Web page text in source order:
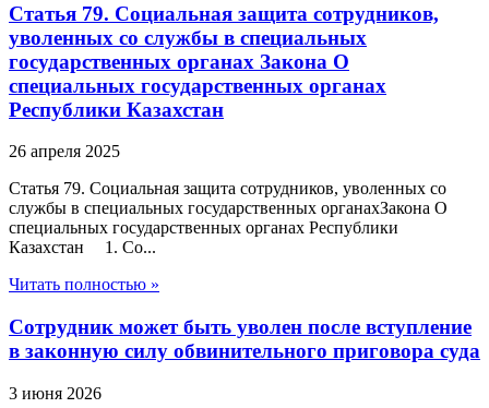
Статья 79. Социальная защита сотрудников,
уволенных со службы в специальных
государственных органах Закона О
специальных государственных органах
Республики Казахстан
26 апреля 2025
Статья 79. Социальная защита сотрудников, уволенных со
службы в специальных государственных органахЗакона О
специальных государственных органах Республики
Казахстан 1. Со...
Читать полностью »
Сотрудник может быть уволен после вступление
в законную силу обвинительного приговора суда
3 июня 2026